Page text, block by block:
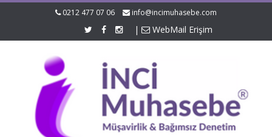
0212 477 07 06 info@incimuhasebe.com
| WebMail Erişim